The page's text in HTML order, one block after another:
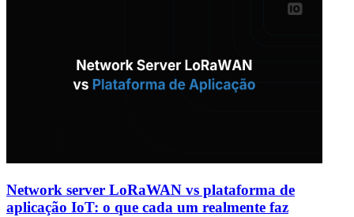
Network server LoRaWAN vs plataforma de
aplicação IoT: o que cada um realmente faz